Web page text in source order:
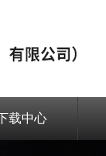
载中心